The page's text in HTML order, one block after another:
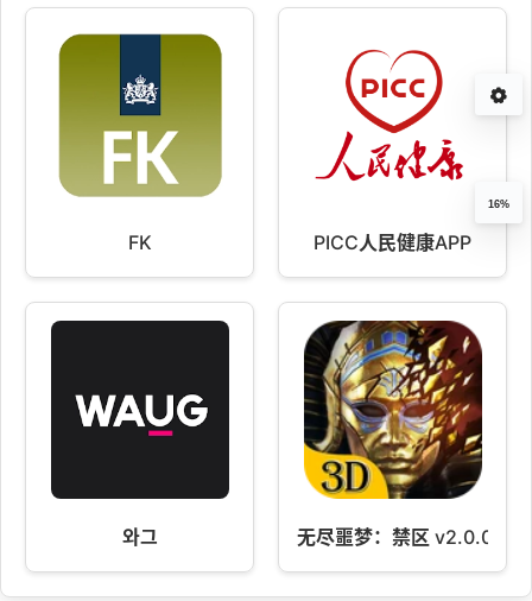
FK PICC人民健康APP
와그 无尽噩梦：禁区 v2.0.0
16%